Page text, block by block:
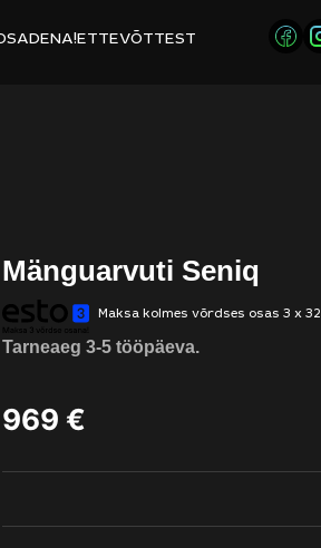
ETTEVÕTTEST
Mänguarvuti Seniq
Maksa kolmes võrdses osas 3 x
Tarneaeg 3-5 tööpäeva.
969 €